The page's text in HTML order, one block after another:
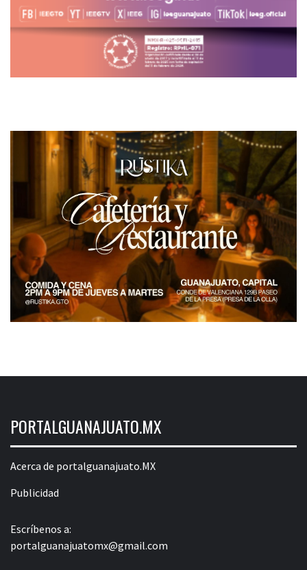
PORTALGUANAJUATO.MX
Acerca de portalguanajuato.MX
Publicidad
Escríbenos a:
portalguanajuatomx@gmail.com